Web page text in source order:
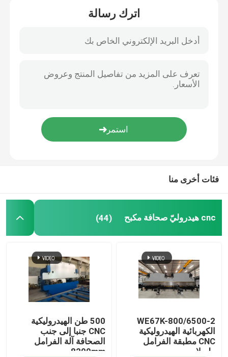
آلة قطع البلازما CNC
آلة لحام الروبوتية
تراجع الساخنة معدات الجلفنة
اترك رسالة
فئات أخرى منا
cnc هيدروليّ صحافة مكبح (44)
2-WE67K-800/6500
الكهربائية الهيدروليكية
CNC مطبقة الفرامل
طويلا
500 طن الهيدروليكية
CNC جنبا إلى جنب
الصحافة آلة الفرامل
8200mm